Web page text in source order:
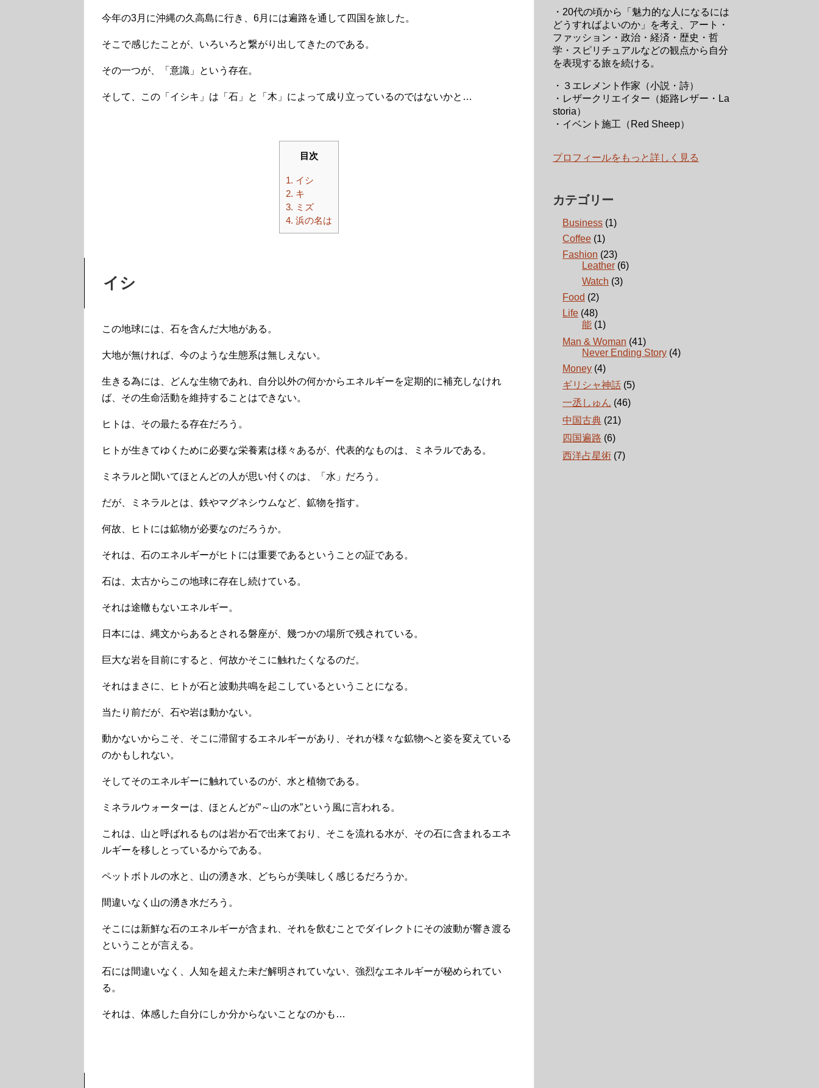
今年の3月に沖縄の久高島に行き、6月には遍路を通して四国を旅した。
そこで感じたことが、いろいろと繋がり出してきたのである。
その一つが、「意識」という存在。
そして、この「イシキ」は「石」と「木」によって成り立っているのではないかと…
目次
1. イシ
2. キ
3. ミズ
4. 浜の名は
イシ
この地球には、石を含んだ大地がある。
大地が無ければ、今のような生態系は無しえない。
生きる為には、どんな生物であれ、自分以外の何かからエネルギーを定期的に補充しなけれ
ば、その生命活動を維持することはできない。
ヒトは、その最たる存在だろう。
ヒトが生きてゆくために必要な栄養素は様々あるが、代表的なものは、ミネラルである。
ミネラルと聞いてほとんどの人が思い付くのは、「水」だろう。
だが、ミネラルとは、鉄やマグネシウムなど、鉱物を指す。
何故、ヒトには鉱物が必要なのだろうか。
それは、石のエネルギーがヒトには重要であるということの証である。
石は、太古からこの地球に存在し続けている。
それは途轍もないエネルギー。
日本には、縄文からあるとされる磐座が、幾つかの場所で残されている。
巨大な岩を目前にすると、何故かそこに触れたくなるのだ。
それはまさに、ヒトが石と波動共鳴を起こしているということになる。
当たり前だが、石や岩は動かない。
動かないからこそ、そこに滞留するエネルギーがあり、それが様々な鉱物へと姿を変えている
のかもしれない。
そしてそのエネルギーに触れているのが、水と植物である。
ミネラルウォーターは、ほとんどが”～山の水”という風に言われる。
これは、山と呼ばれるものは岩か石で出来ており、そこを流れる水が、その石に含まれるエネ
ルギーを移しとっているからである。
ペットボトルの水と、山の湧き水、どちらが美味しく感じるだろうか。
間違いなく山の湧き水だろう。
そこには新鮮な石のエネルギーが含まれ、それを飲むことでダイレクトにその波動が響き渡る
ということが言える。
石には間違いなく、人知を超えた未だ解明されていない、強烈なエネルギーが秘められてい
る。
それは、体感した自分にしか分からないことなのかも…
・20代の頃から「魅力的な人になるには
どうすればよいのか」を考え、アート・
ファッション・政治・経済・歴史・哲
学・スピリチュアルなどの観点から自分
を表現する旅を続ける。
・３エレメント作家（小説・詩）
・レザークリエイター（姫路レザー・La
storia）
・イベント施工（Red Sheep）
プロフィールをもっと詳しく見る
カテゴリー
Business (1)
Coffee (1)
Fashion (23)
Leather (6)
Watch (3)
Food (2)
Life (48)
能 (1)
Man & Woman (41)
Never Ending Story (4)
Money (4)
ギリシャ神話 (5)
一丞しゅん (46)
中国古典 (21)
四国遍路 (6)
西洋占星術 (7)